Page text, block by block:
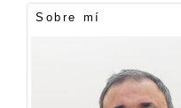
Sobre mí